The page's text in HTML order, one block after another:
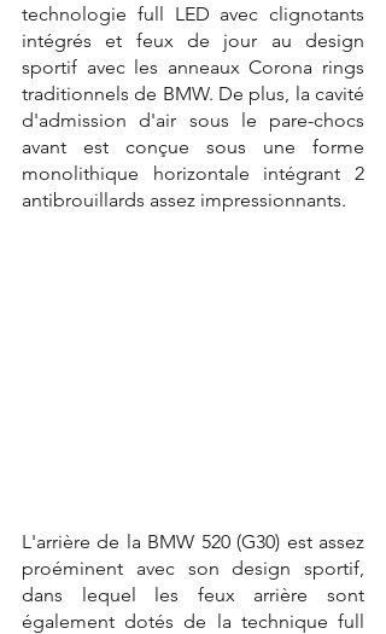
technologie full LED avec clignotants
intégrés et feux de jour au design
sportif avec les anneaux Corona rings
traditionnels de BMW. De plus, la cavité
d'admission d'air sous le pare-chocs
avant est conçue sous une forme
monolithique horizontale intégrant 2
antibrouillards assez impressionnants.
L'arrière de la BMW 520 (G30) est assez
proéminent avec son design sportif,
dans lequel les feux arrière sont
également dotés de la technique full